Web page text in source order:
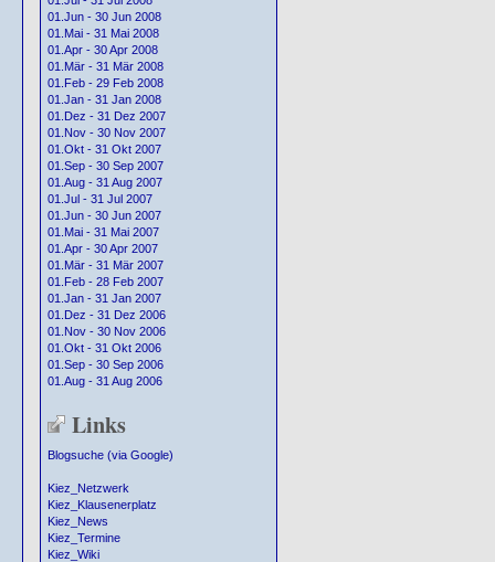
01.Jun - 30 Jun 2008
01.Mai - 31 Mai 2008
01.Apr - 30 Apr 2008
01.Mär - 31 Mär 2008
01.Feb - 29 Feb 2008
01.Jan - 31 Jan 2008
01.Dez - 31 Dez 2007
01.Nov - 30 Nov 2007
01.Okt - 31 Okt 2007
01.Sep - 30 Sep 2007
01.Aug - 31 Aug 2007
01.Jul - 31 Jul 2007
01.Jun - 30 Jun 2007
01.Mai - 31 Mai 2007
01.Apr - 30 Apr 2007
01.Mär - 31 Mär 2007
01.Feb - 28 Feb 2007
01.Jan - 31 Jan 2007
01.Dez - 31 Dez 2006
01.Nov - 30 Nov 2006
01.Okt - 31 Okt 2006
01.Sep - 30 Sep 2006
01.Aug - 31 Aug 2006
Links
Blogsuche (via Google)
Kiez_Netzwerk
Kiez_Klausenerplatz
Kiez_News
Kiez_Termine
Kiez_Wiki